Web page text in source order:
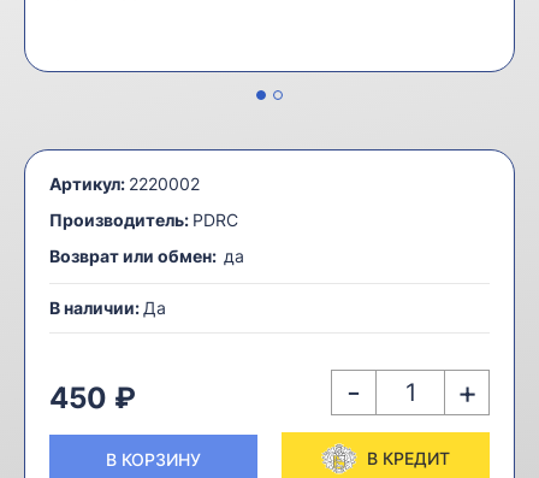
Артикул: 2220002
Производитель: PDRC
Возврат или обмен: да
В наличии: Да
450 ₽ - +
В КОРЗИНУ В КРЕДИТ